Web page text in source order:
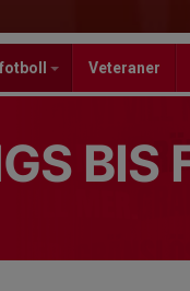
Veteraner
BIS